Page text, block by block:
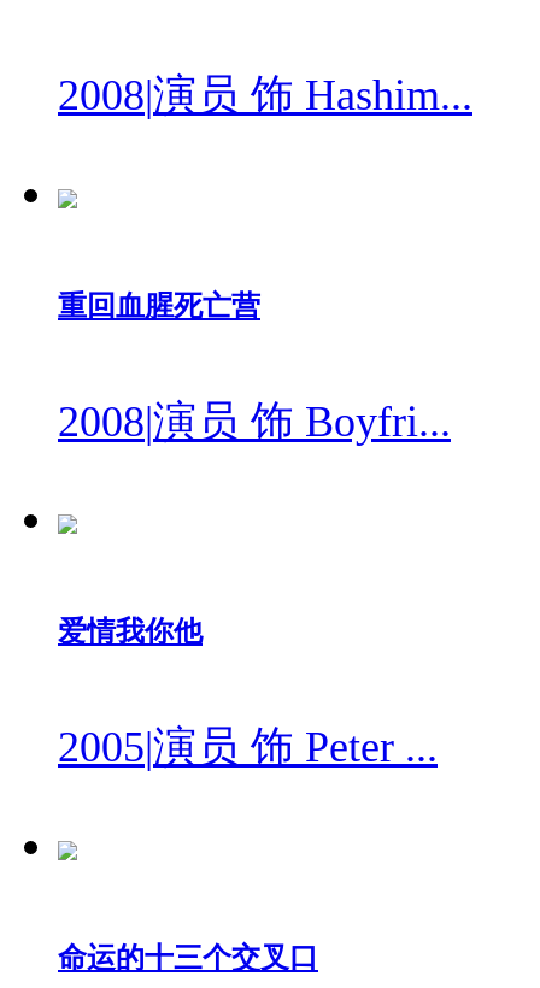
2008|演员 饰 Hashim...
重回血腥死亡营
2008|演员 饰 Boyfri...
爱情我你他
2005|演员 饰 Peter ...
命运的十三个交叉口